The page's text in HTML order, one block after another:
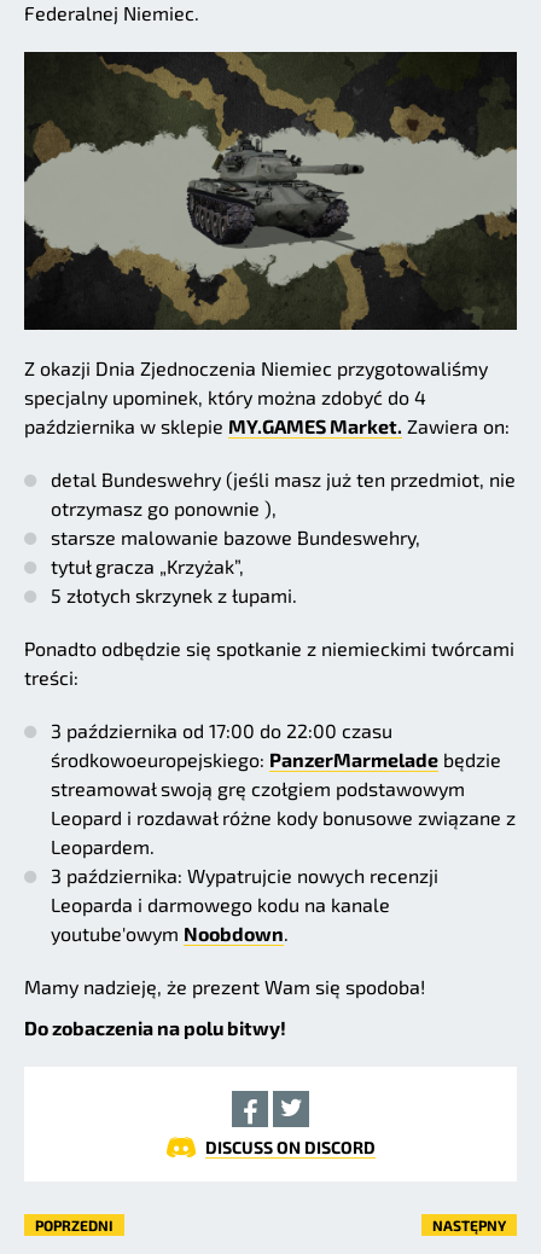
Federalnej Niemiec.
Z okazji Dnia Zjednoczenia Niemiec przygotowaliśmy
specjalny upominek, który można zdobyć do 4
października w sklepie MY.GAMES Market. Zawiera on:
detal Bundeswehry (jeśli masz już ten przedmiot, nie
otrzymasz go ponownie ),
starsze malowanie bazowe Bundeswehry,
tytuł gracza „Krzyżak”,
5 złotych skrzynek z łupami.
Ponadto odbędzie się spotkanie z niemieckimi twórcami
treści:
3 października od 17:00 do 22:00 czasu
środkowoeuropejskiego: PanzerMarmelade będzie
streamował swoją grę czołgiem podstawowym
Leopard i rozdawał różne kody bonusowe związane z
Leopardem.
3 października: Wypatrujcie nowych recenzji
Leoparda i darmowego kodu na kanale
youtube'owym Noobdown
Mamy nadzieję, że prezent Wam się spodoba!
Do zobaczenia na polu bitwy!
DISCUSS ON DISCORD
POPRZEDNI NASTĘPNY